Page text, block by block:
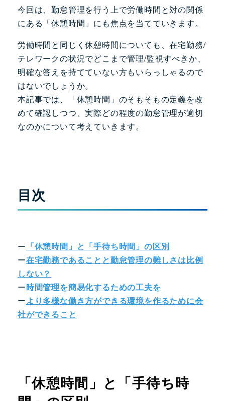
今回は、勤怠管理を行う上で労働時間と対の関係
にある「休憩時間」にも焦点を当てていきます。
労働時間と同じく休憩時間についても、在宅勤務/
テレワークの状況でどこまで管理/監視すべきか、
明確な答えを持てていない方もいらっしゃるので
はないでしょうか。
本記事では、「休憩時間」のそもそもの定義を改
めて確認しつつ、実際どの程度の勤怠管理が適切
なのかについて考えていきます。
目次
ー 「休憩時間」と「手待ち時間」の区別
ー在宅勤務であることと勤怠管理の難しさは比例
しない？
ー時間管理を簡易化するための工夫を
ーより多様な働き方ができる環境を作るために会
社ができること
「休憩時間」と「手待ち時